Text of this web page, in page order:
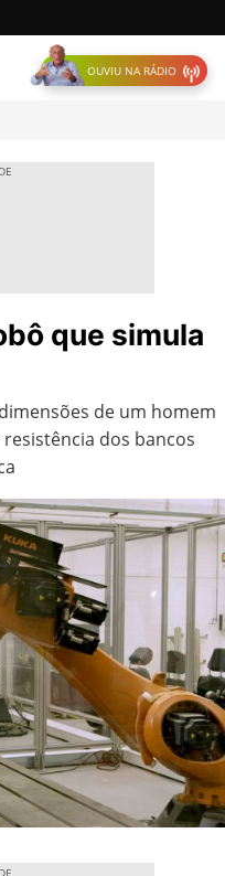
OUVIU NA RÁDIO
que simula
de um homem
dos bancos